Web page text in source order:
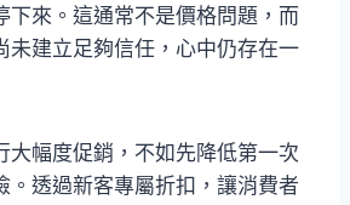
下來。這通常不是價格問題，而
未建立足夠信任，心中仍存在一
大幅度促銷，不如先降低第一次
。透過新客專屬折扣，讓消費者